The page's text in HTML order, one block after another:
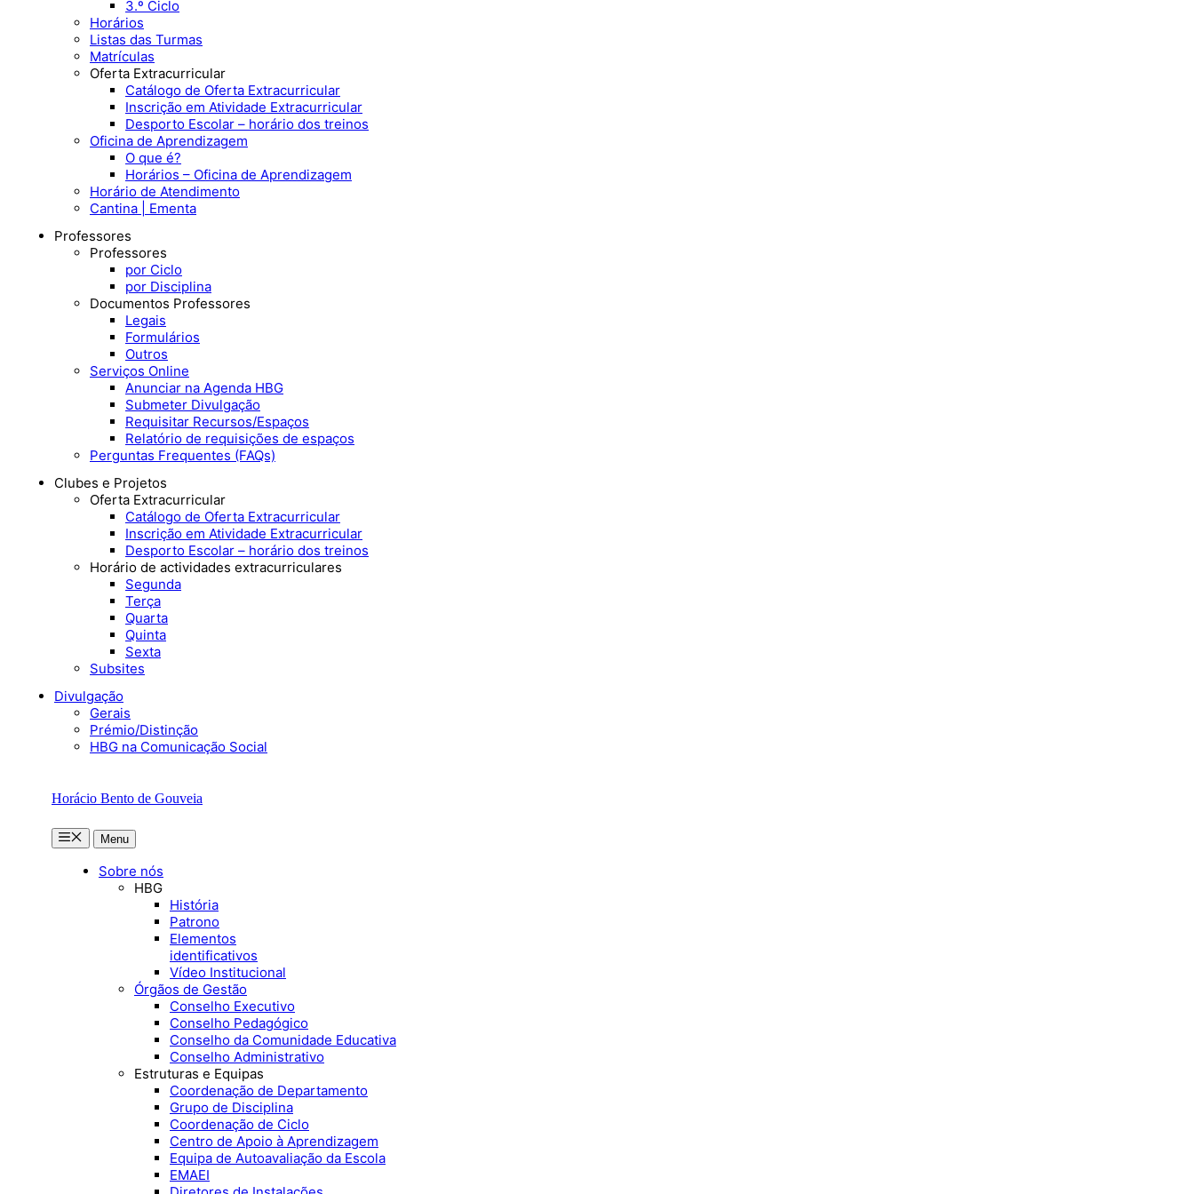
3.º Ciclo
Horários
Listas das Turmas
Matrículas
Oferta Extracurricular
Catálogo de Oferta Extracurricular
Inscrição em Atividade Extracurricular
Desporto Escolar – horário dos treinos
Oficina de Aprendizagem
O que é?
Horários – Oficina de Aprendizagem
Horário de Atendimento
Cantina | Ementa
Professores
Professores
por Ciclo
por Disciplina
Documentos Professores
Legais
Formulários
Outros
Serviços Online
Anunciar na Agenda HBG
Submeter Divulgação
Requisitar Recursos/Espaços
Relatório de requisições de espaços
Perguntas Frequentes (FAQs)
Clubes e Projetos
Oferta Extracurricular
Catálogo de Oferta Extracurricular
Inscrição em Atividade Extracurricular
Desporto Escolar – horário dos treinos
Horário de actividades extracurriculares
Segunda
Terça
Quarta
Quinta
Sexta
Subsites
Divulgação
Gerais
Prémio/Distinção
HBG na Comunicação Social
Horácio Bento de Gouveia
MenuMenu
Sobre nós
HBG
História
Patrono
Elementos
identificativos
Vídeo Institucional
Órgãos de Gestão
Conselho Executivo
Conselho Pedagógico
Conselho da Comunidade Educativa
Conselho Administrativo
Estruturas e Equipas
Coordenação de Departamento
Grupo de Disciplina
Coordenação de Ciclo
Centro de Apoio à Aprendizagem
Equipa de Autoavaliação da Escola
EMAEI